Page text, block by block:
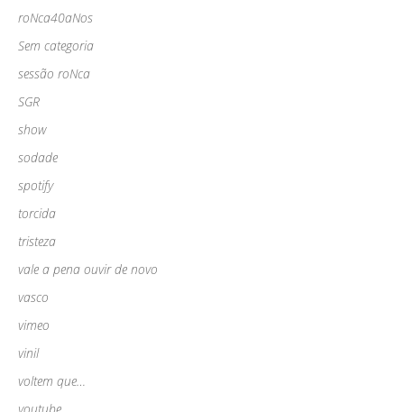
roNca40aNos
Sem categoria
sessão roNca
SGR
show
sodade
spotify
torcida
tristeza
vale a pena ouvir de novo
vasco
vimeo
vinil
voltem que…